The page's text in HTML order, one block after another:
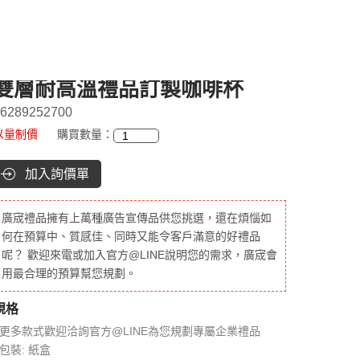
層耐高溫禮品訂製咖啡杯
量制價 購買數量：
加入詢價單
廣宬禮品擁有上萬種廣告宣傳品供您挑選，還在煩惱如
何在預算中、質感佳、同時又能令客戶滿意的好禮品
呢？ 歡迎來電或加入官方@LINE說明您的需求，廣宬會
用最合理的預算幫您規劃。
格
多款式歡迎洽詢官方@LINE為您規劃專屬企業禮品
裝: 紙盒